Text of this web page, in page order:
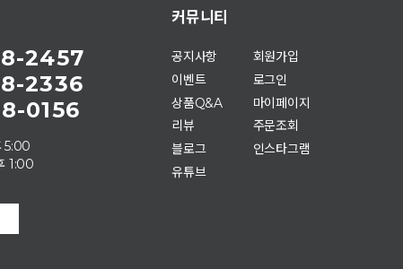
2457
2336
0156
5:00
1:00
커뮤니티
공지사항
이벤트
상품Q&A
리뷰
블로그
유튜브
회원가입
로그인
마이페이지
주문조회
인스타그램